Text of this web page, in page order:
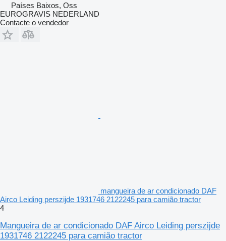
Países Baixos, Oss
EUROGRAVIS NEDERLAND
Contacte o vendedor
mangueira de ar condicionado DAF
Airco Leiding perszijde 1931746 2122245 para camião tractor
4
Mangueira de ar condicionado DAF Airco Leiding perszijde
1931746 2122245 para camião tractor